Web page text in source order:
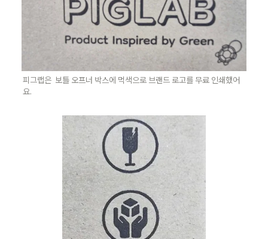
피그랩은  보틀 오프너 박스에 먹색으로 브랜드 로고를 무료 인쇄했어
요.